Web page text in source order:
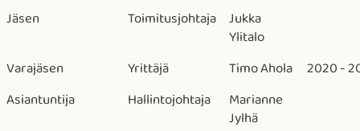
Jäsen Toimitusjohtaja Jukka
Ylitalo
Varajäsen
Yrittäjä Timo Ahola
2020 -
Asiantuntija
Hallintojohtaja
Marianne
Jylhä